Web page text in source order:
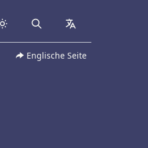
Search collapsed
Englische Seite